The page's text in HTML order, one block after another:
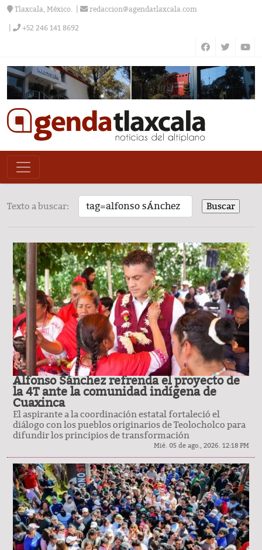
Tlaxcala, México. redaccion@agendatlaxcala.com
+52 246 141 8692
Texto a buscar:
Alfonso Sánchez refrenda el proyecto de
la 4T ante la comunidad indígena de
Cuaxinca
El aspirante a la coordinación estatal fortaleció el
diálogo con los pueblos originarios de Teolocholco para
difundir los principios de transformación
Mié. 05 de ago., 2026. 12:18 PM